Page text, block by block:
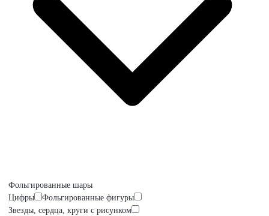
Фольгированные шары
Цифры
Фольгированные фигуры
Звезды, сердца, круги с рисунком